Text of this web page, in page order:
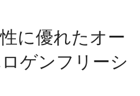
に優れたオー
ゲンフリーシ